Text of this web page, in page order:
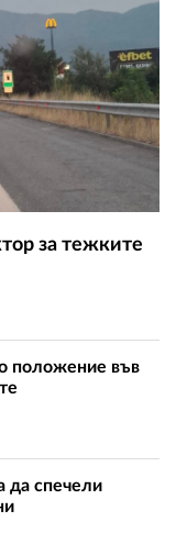
за тежките
положение във
да спечели